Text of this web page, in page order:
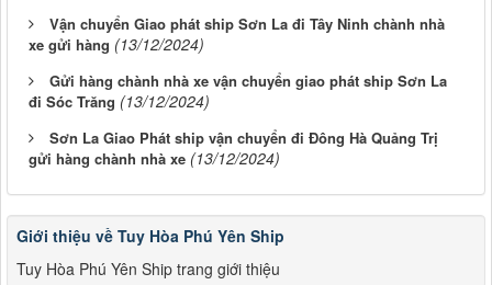
Vận chuyển Giao phát ship Sơn La đi Tây Ninh chành nhà
xe gửi hàng (13/12/2024)
Gửi hàng chành nhà xe vận chuyển giao phát ship Sơn La
đi Sóc Trăng (13/12/2024)
Sơn La Giao Phát ship vận chuyển đi Đông Hà Quảng Trị
gửi hàng chành nhà xe (13/12/2024)
Giới thiệu về Tuy Hòa Phú Yên Ship
Tuy Hòa Phú Yên Ship trang giới thiệu